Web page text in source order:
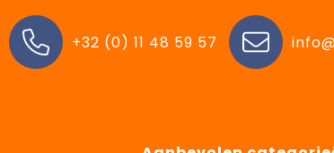
+32 (0) 11 48 59 57